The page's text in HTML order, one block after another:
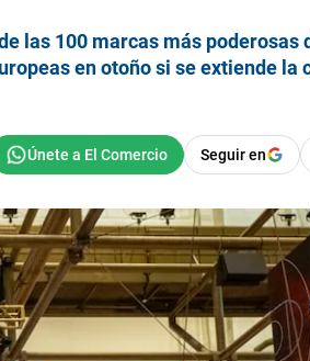
las 100 marcas más
en otoño si se extiende
Seguir en